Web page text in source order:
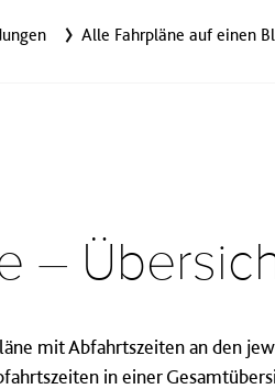
Alle Fahrpläne auf einen
–
mit Abfahrtszeiten an den
in einer